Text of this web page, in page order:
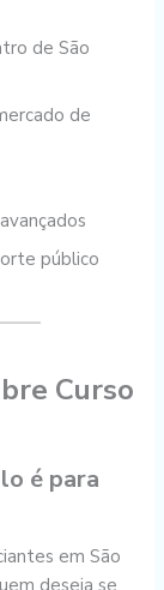
de São
de
público
Curso
é para
em São
deseja se